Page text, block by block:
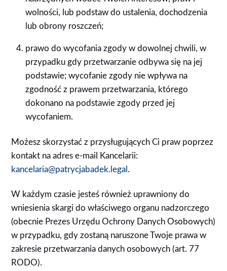
wolności, lub podstaw do ustalenia, dochodzenia
lub obrony roszczeń;
prawo do wycofania zgody w dowolnej chwili, w
przypadku gdy przetwarzanie odbywa się na jej
podstawie; wycofanie zgody nie wpływa na
zgodność z prawem przetwarzania, którego
dokonano na podstawie zgody przed jej
wycofaniem.
Możesz skorzystać z przysługujących Ci praw poprzez
kontakt na adres e-mail Kancelarii:
kancelaria@patrycjabadek.legal .
W każdym czasie jesteś również uprawniony do
wniesienia skargi do właściwego organu nadzorczego
(obecnie Prezes Urzędu Ochrony Danych Osobowych)
w przypadku, gdy zostaną naruszone Twoje prawa w
zakresie przetwarzania danych osobowych (art. 77
RODO).